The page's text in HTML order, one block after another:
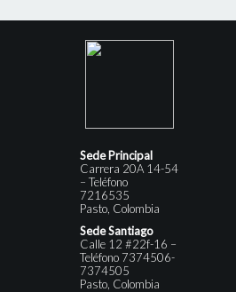
Sede Principal
Carrera 20A 14-54
– Teléfono
7216535
Pasto, Colombia
Sede Santiago
Calle 12 #22f-16 –
Teléfono 7374506-
7374505
Pasto, Colombia